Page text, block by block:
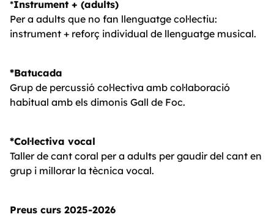
*Instrument + (adults)
Per a adults que no fan llenguatge col·lectiu:
instrument + reforç individual de llenguatge musical.
*Batucada
Grup de percussió col·lectiva amb col·laboració
habitual amb els dimonis Gall de Foc.
*Col·lectiva vocal
Taller de cant coral per a adults per gaudir del cant en
grup i millorar la tècnica vocal.
Preus curs 2025-2026